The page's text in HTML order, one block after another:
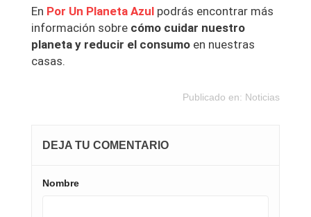
En Por Un Planeta Azul podrás encontrar más
información sobre cómo cuidar nuestro
planeta y reducir el consumo en nuestras
casas.
Publicado en: Noticias
DEJA TU COMENTARIO
Nombre